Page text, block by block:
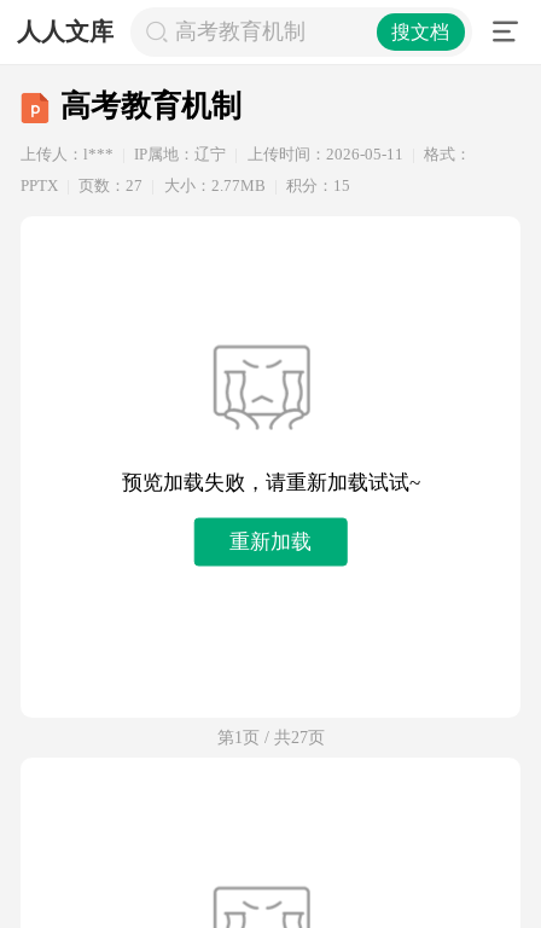
人人文库 高考教育机制 搜文档
高考教育机制
上传人：l*** IP属地：辽宁 上传时间：2026-05-11
格式：
PPTX
页数：27 大小：2.77MB 积分：15
预览加载失败，请重新加载试试~
重新加载
第1页 / 共27页